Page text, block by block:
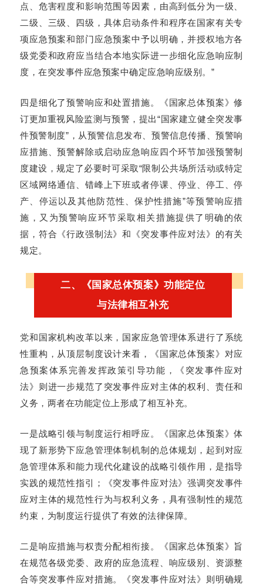
点、危害程度和影响范围等因素，由高到低分为一级、
二级、三级、四级，具体启动条件和程序在国家有关专
项应急预案和部门应急预案中予以明确，并授权地方各
级党委和政府应当结合本地实际进一步细化应急响应制
度，在突发事件应急预案中确定应急响应级别。”
四是细化了预警响应和处置措施。《国家总体预案》修
订更加重视风险监测与预警，提出“国家建立健全突发事
件预警制度”，从预警信息发布、预警信息传播、预警响
应措施、预警解除或启动应急响应四个环节加强预警制
度建设，规定了必要时可采取“限制公共场所活动或特定
区域网络通信、错峰上下班或者停课、停业、停工、停
产、停运以及其他防范性、保护性措施”等预警响应措
施，又为预警响应环节采取相关措施提供了明确的依
据，符合《行政强制法》和《突发事件应对法》的有关
规定。
二、《国家总体预案》功能定位
与法律相互补充
党和国家机构改革以来，国家应急管理体系进行了系统
性重构，从顶层制度设计来看，《国家总体预案》对应
急预案体系完善发挥政策引导功能，《突发事件应对
法》则进一步规范了突发事件应对主体的权利、责任和
义务，两者在功能定位上形成了相互补充。
一是战略引领与制度运行相呼应。《国家总体预案》体
现了新形势下应急管理体制机制的总体规划，起到对应
急管理体系和能力现代化建设的战略引领作用，是指导
实践的规范性指引；《突发事件应对法》强调突发事件
应对主体的规范性行为与权利义务，具有强制性的规范
约束，为制度运行提供了有效的法律保障。
二是响应措施与权责分配相衔接。《国家总体预案》旨
在规范各级党委、政府的应急流程、响应级别、资源整
合等突发事件应对措施。《突发事件应对法》则明确规